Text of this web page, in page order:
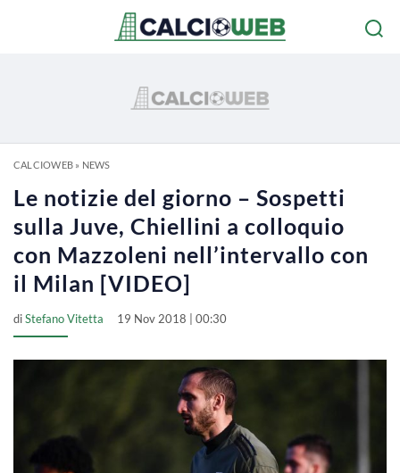
CALCIOWEB» NEWS
Le notizie del giorno – Sospetti
sulla Juve, Chiellini a colloquio
con Mazzoleni nell’intervallo con
il Milan [VIDEO]
diStefano Vitetta 19 Nov 2018 | 00:30